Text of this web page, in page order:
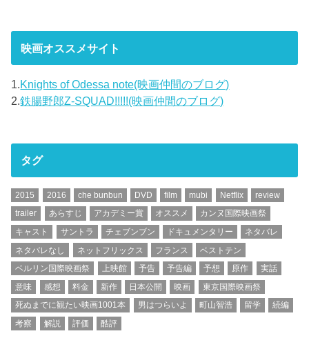
映画オススメサイト
1.Knights of Odessa note(映画仲間のブログ)
2.鉄腸野郎Z-SQUAD!!!!!(映画仲間のブログ)
タグ
2015 2016 che bunbun DVD film mubi Netflix
review
trailer
あらすじ アカデミー賞 オススメ
カンヌ国際映画祭
キャスト
サントラ チェブンブン ドキュメンタリー
ネタバレ
ネタバレなし
ネットフリックス フランス
ベストテン
ベルリン国際映画祭
上映館 予告 予告編 予想 原作
実話
意味
感想 料金 新作 日本公開 映画
東京国際映画祭
死ぬまでに観たい映画1001本
男はつらいよ 町山智浩 留学
続編
考察
解説 評価 酷評